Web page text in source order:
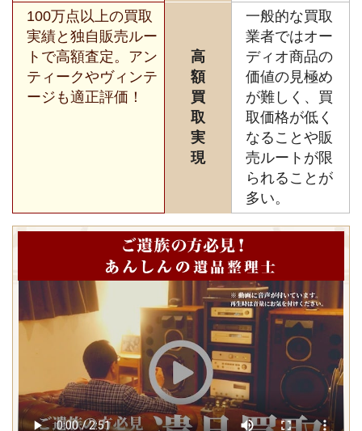
100万点以上の買取
実績と独自販売ルー
トで高額査定。アン
ティークやヴィンテ
ージも適正評価！
高
額
買
取
実
現
一般的な買取
業者ではオー
ディオ商品の
価値の見極め
が難しく、買
取価格が低く
なることや販
売ルートが限
られることが
多い。